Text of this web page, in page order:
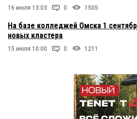
16 июля 13:03 0 1505
На базе колледжей Омска 1
новых кластера
15 июля 10:00 0 1211